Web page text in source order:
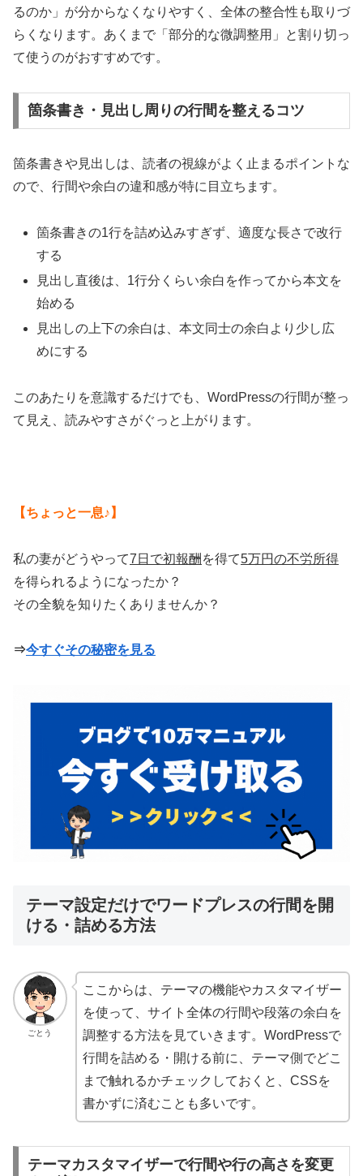
るのか」が分からなくなりやすく、全体の整合性も取りづ
らくなります。あくまで「部分的な微調整用」と割り切っ
て使うのがおすすめです。
箇条書き・見出し周りの行間を整えるコツ
箇条書きや見出しは、読者の視線がよく止まるポイントな
ので、行間や余白の違和感が特に目立ちます。
箇条書きの1行を詰め込みすぎず、適度な長さで改行
する
見出し直後は、1行分くらい余白を作ってから本文を
始める
見出しの上下の余白は、本文同士の余白より少し広
めにする
このあたりを意識するだけでも、WordPressの行間が整っ
て見え、読みやすさがぐっと上がります。
【ちょっと一息♪】
私の妻がどうやって7日で初報酬 を得て5万円の不労所得
を得られるようになったか？
その全貌を知りたくありませんか？
⇒今すぐその秘密を見る
テーマ設定だけでワードプレスの行間を開
ける・詰める方法
ごとう
ここからは、テーマの機能やカスタマイザー
を使って、サイト全体の行間や段落の余白を
調整する方法を見ていきます。WordPressで
行間を詰める・開ける前に、テーマ側でどこ
まで触れるかチェックしておくと、CSSを
書かずに済むことも多いです。
テーマカスタマイザーで行間や行の高さを変更